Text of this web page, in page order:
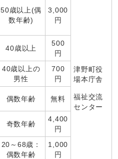
津野町役
場本庁舎
福祉交流
センター
50歳以上(偶
数年齢)
3,000
円
40歳以上
500
円
40歳以上の
男性
700
円
偶数年齢 無料
奇数年齢
4,400
円
20～68歳：
偶数年齢
1,000
円